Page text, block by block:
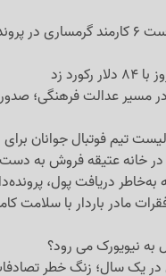
صدور کیفرخواست 6 کارمند
زد
در خانه عتیقه فروش به
مادر باردار با سلامت
به نیویورک می رود؟